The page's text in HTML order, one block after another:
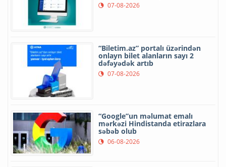
07-08-2026
“Biletim.az” portalı üzərindən
onlayn bilet alanların sayı 2
dəfəyədək artıb
07-08-2026
“Google”un məlumat emalı
mərkəzi Hindistanda etirazlara
səbəb olub
06-08-2026